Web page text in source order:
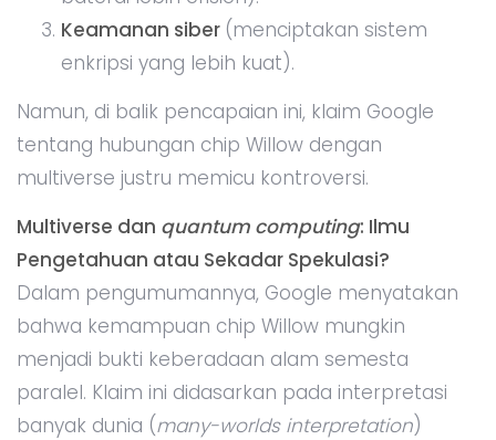
Keamanan siber (menciptakan sistem
enkripsi yang lebih kuat).
Namun, di balik pencapaian ini, klaim Google
tentang hubungan chip Willow dengan
multiverse justru memicu kontroversi.
Multiverse dan quantum computing: Ilmu
Pengetahuan atau Sekadar Spekulasi?
Dalam pengumumannya, Google menyatakan
bahwa kemampuan chip Willow mungkin
menjadi bukti keberadaan alam semesta
paralel. Klaim ini didasarkan pada interpretasi
banyak dunia (many-worlds interpretation)